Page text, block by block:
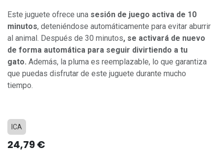
Este juguete ofrece una sesión de juego activa de 10
minutos, deteniéndose automáticamente para evitar aburrir
al animal. Después de 30 minutos, se activará de nuevo
de forma automática para seguir divirtiendo a tu
gato. Además, la pluma es reemplazable, lo que garantiza
que puedas disfrutar de este juguete durante mucho
tiempo.
ICA
24,79€